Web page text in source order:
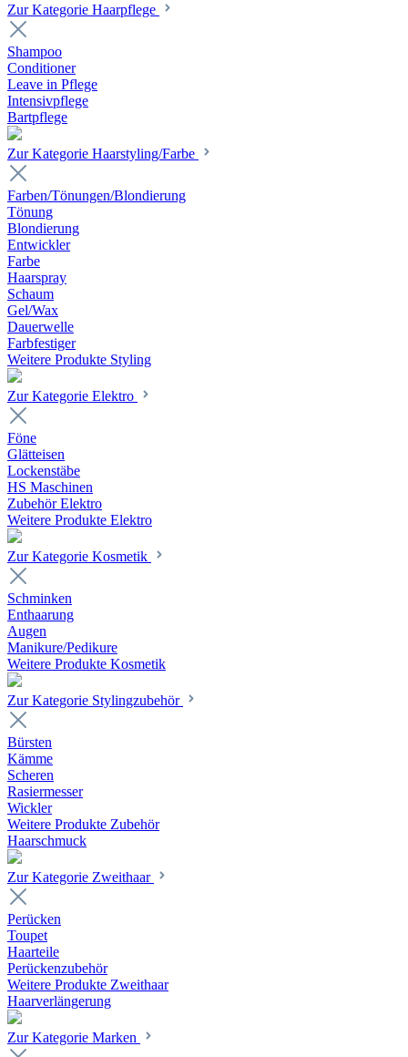
Zur Kategorie Haarpflege
Shampoo
Conditioner
Leave in Pflege
Intensivpflege
Bartpflege
Zur Kategorie Haarstyling/Farbe
Farben/Tönungen/Blondierung
Tönung
Blondierung
Entwickler
Farbe
Haarspray
Schaum
Gel/Wax
Dauerwelle
Farbfestiger
Weitere Produkte Styling
Zur Kategorie Elektro
Föne
Glätteisen
Lockenstäbe
HS Maschinen
Zubehör Elektro
Weitere Produkte Elektro
Zur Kategorie Kosmetik
Schminken
Enthaarung
Augen
Manikure/Pedikure
Weitere Produkte Kosmetik
Zur Kategorie Stylingzubehör
Bürsten
Kämme
Scheren
Rasiermesser
Wickler
Weitere Produkte Zubehör
Haarschmuck
Zur Kategorie Zweithaar
Perücken
Toupet
Haarteile
Perückenzubehör
Weitere Produkte Zweithaar
Haarverlängerung
Zur Kategorie Marken